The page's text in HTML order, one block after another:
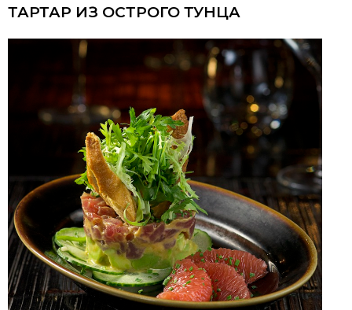
ТАРТАР ИЗ ОСТРОГО ТУНЦА